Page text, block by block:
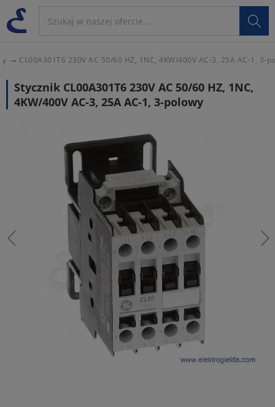

CL00A301T6 230V AC 50/60 HZ, 1NC, 4KW/400V AC-3, 25A AC-1, 3-
Stycznik CL00A301T6 230V AC 50/60 HZ, 1NC,
4KW/400V AC-3, 25A AC-1, 3-polowy